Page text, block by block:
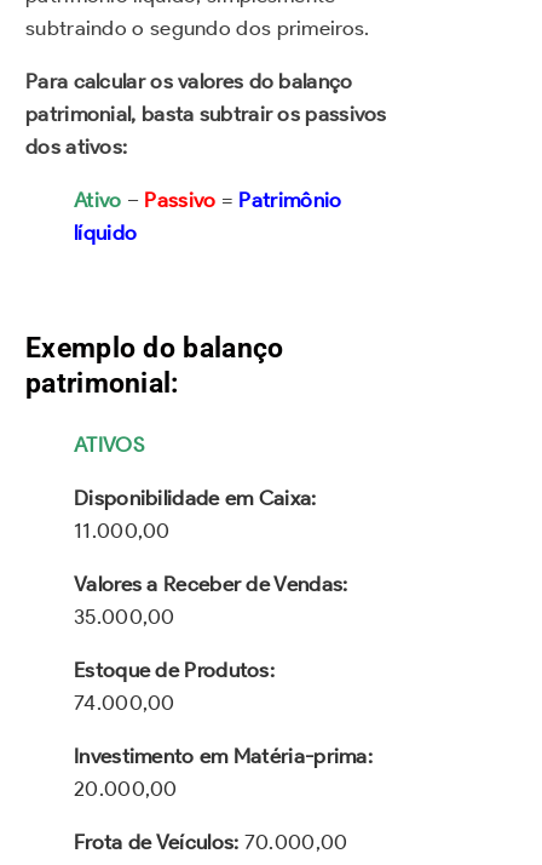
subtraindo o segundo dos primeiros.
Para calcular os valores do balanço
patrimonial, basta subtrair os passivos
dos ativos:
Ativo – Passivo = Patrimônio
líquido
Exemplo do balanço
patrimonial:
ATIVOS
Disponibilidade em Caixa:
11.000,00
Valores a Receber de Vendas:
35.000,00
Estoque de Produtos:
74.000,00
Investimento em Matéria-prima:
20.000,00
Frota de Veículos: 70.000,00